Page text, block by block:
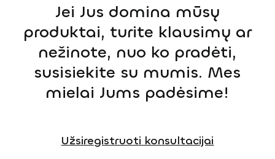
Jei Jus domina mūsų
produktai, turite klausimų ar
nežinote, nuo ko pradėti,
susisiekite su mumis. Mes
mielai Jums padėsime!
Užsiregistruoti konsultacijai